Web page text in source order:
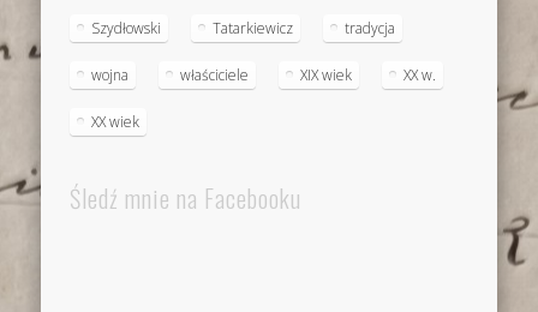
Szydłowski Tatarkiewicz tradycja
wojna właściciele XIX wiek XX w.
XX wiek
Śledź mnie na Facebooku